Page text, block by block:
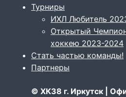
Турниры
ИХЛ Любитель
Открытый
хоккею 2023-2024
Стать частью команды!
Партнеры
© ХК38 г. Иркутск |